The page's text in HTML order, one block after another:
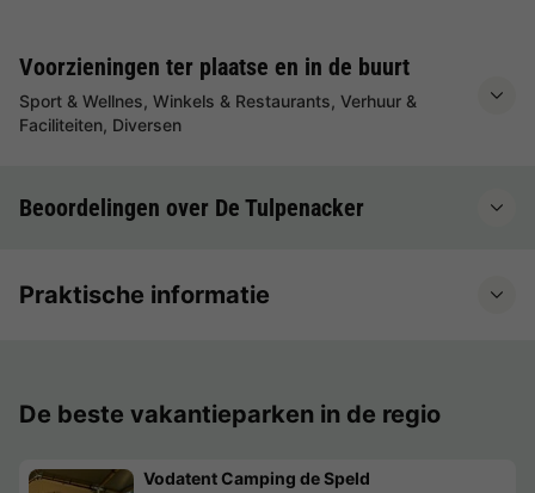
Voorzieningen ter plaatse en in de buurt
Sport & Wellnes, Winkels & Restaurants, Verhuur &
Faciliteiten, Diversen
Beoordelingen over De Tulpenacker
Praktische informatie
De beste vakantieparken in de regio
Vodatent Camping de Speld